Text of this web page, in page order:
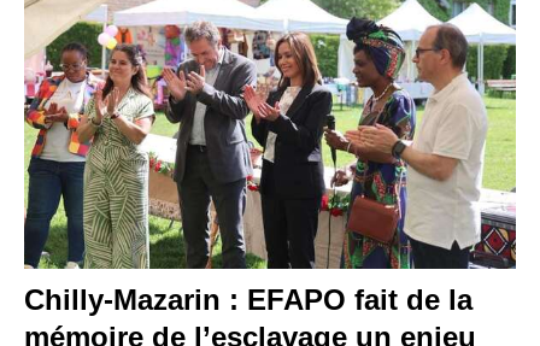
Chilly-Mazarin : EFAPO fait de la
mémoire de l’esclavage un enjeu